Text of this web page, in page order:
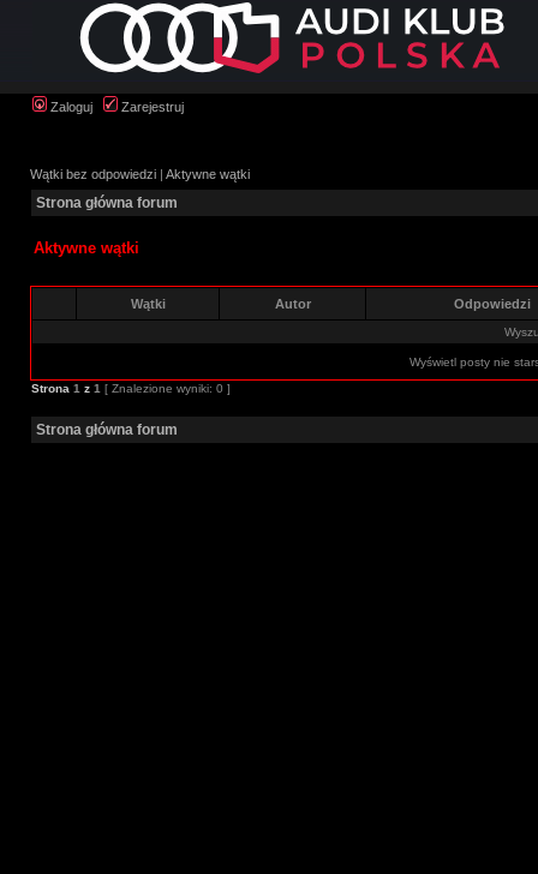
Zaloguj Zarejestruj
Wątki bez odpowiedzi | Aktywne wątki
Strona główna forum
Aktywne wątki
Wątki Autor Odpowiedzi
Wyświetl posty nie
Strona 1 z 1 [ Znalezione wyniki: 0 ]
Strona główna forum